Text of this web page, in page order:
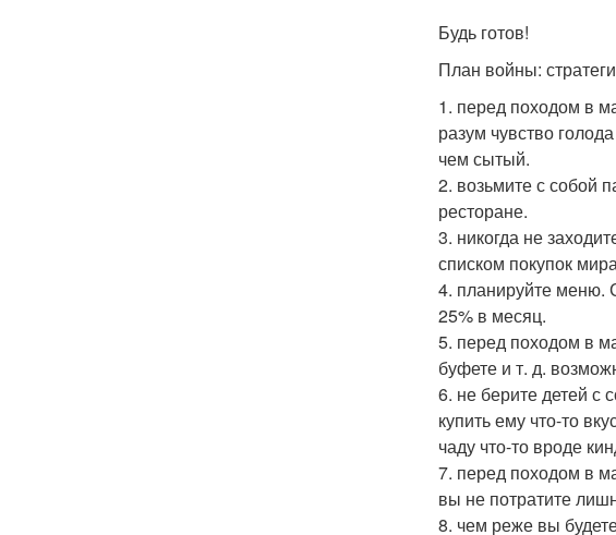
Будь готов!
План войны:
1. перед походом в
разум чувство
чем сытый.
2. возьмите с собой
ресторане.
3. никогда не
списком покупок
4. планируйте меню.
25% в месяц.
5. перед походом в
буфете и т. д.
6. не берите детей с
купить ему что-то
чаду что-то вроде
7. перед походом в
вы не потратите
8. чем реже вы